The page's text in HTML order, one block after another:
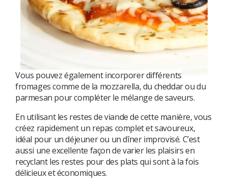
Vous pouvez également incorporer différents
fromages comme de la mozzarella, du cheddar ou du
parmesan pour compléter le mélange de saveurs.
En utilisant les restes de viande de cette manière, vous
créez rapidement un repas complet et savoureux,
idéal pour un déjeuner ou un dîner improvisé. C’est
aussi une excellente façon de varier les plaisirs en
recyclant les restes pour des plats qui sont à la fois
délicieux et économiques.